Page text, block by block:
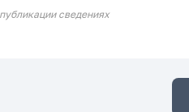
сведениях